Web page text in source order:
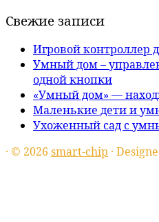
Свежие записи
Игровой контроллер
Умный дом –
одной кнопки
«Умный дом» —
Маленькие дети и
Ухоженный сад с
· © 2026 smart-chip ·